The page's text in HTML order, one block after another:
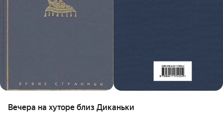
Вечера на хуторе близ Диканьки